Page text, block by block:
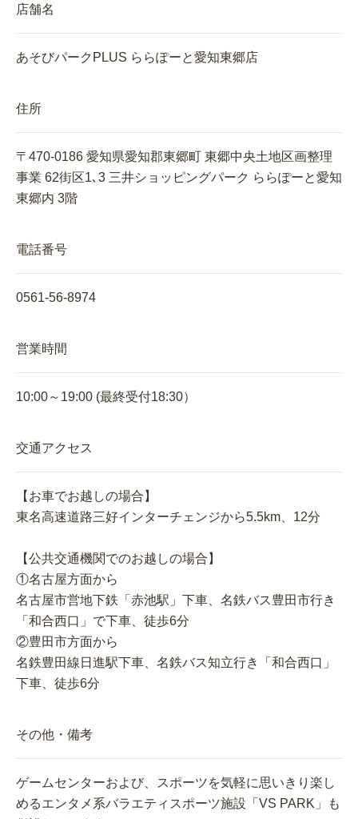
店舗名
あそびパークPLUS ららぽーと愛知東郷店
住所
〒470-0186 愛知県愛知郡東郷町 東郷中央土地区画整理
事業 62街区1､3 三井ショッピングパーク ららぽーと愛知
東郷内 3階
電話番号
0561-56-8974
営業時間
10:00～19:00 (最終受付18:30）
交通アクセス
【お車でお越しの場合】
東名高速道路三好インターチェンジから5.5km、12分
【公共交通機関でのお越しの場合】
①名古屋方面から
名古屋市営地下鉄「赤池駅」下車、名鉄バス豊田市行き
「和合西口」で下車、徒歩6分
②豊田市方面から
名鉄豊田線日進駅下車、名鉄バス知立行き「和合西口」
下車、徒歩6分
その他・備考
ゲームセンターおよび、スポーツを気軽に思いきり楽し
めるエンタメ系バラエティスポーツ施設「VS PARK」も